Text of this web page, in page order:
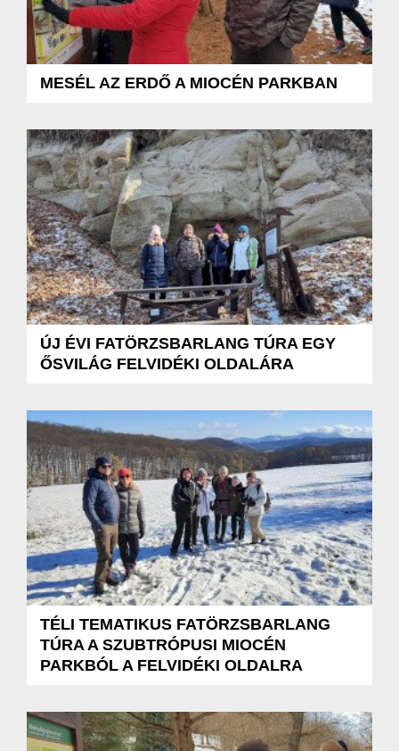
MESÉL AZ ERDŐ A MIOCÉN PARKBAN
ÚJ ÉVI FATÖRZSBARLANG TÚRA EGY
ŐSVILÁG FELVIDÉKI OLDALÁRA
TÉLI TEMATIKUS FATÖRZSBARLANG
TÚRA A SZUBTRÓPUSI MIOCÉN
PARKBÓL A FELVIDÉKI OLDALRA